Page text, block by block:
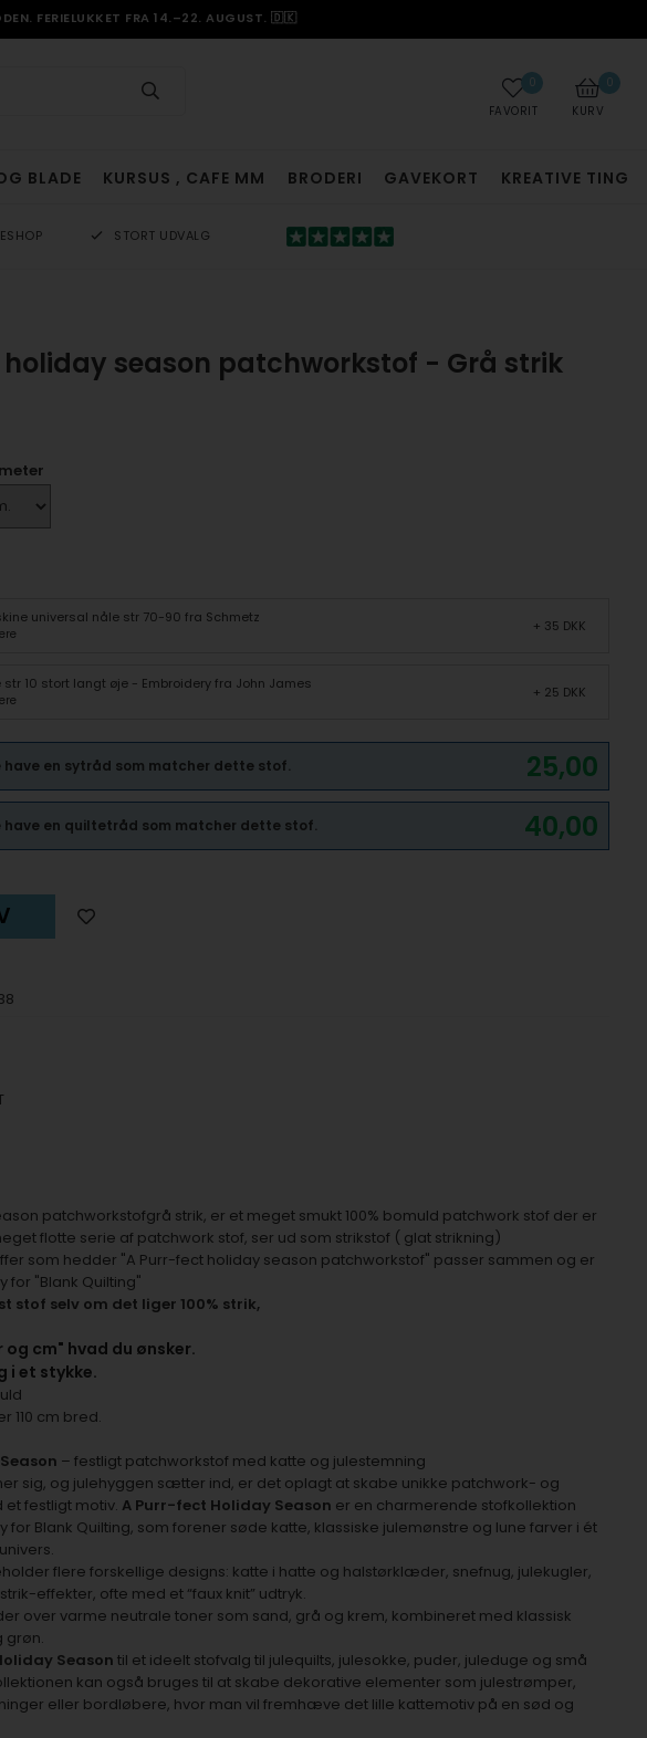
FERIELUKKET FRA 14.–22. AUGUST. 🇩🇰
0
KURV
0
FAVORIT
BLADE KURSUS , CAFE MM BRODERI GAVEKORT KREATIVE TING
STORT UDVALG
season patchworkstof - Grå strik
universal nåle str 70-90 fra Schmetz + 35 DKK
str 10 stort langt øje - Embroidery fra John James + 25 DKK
25,00
have en sytråd som matcher dette stof.
40,00
have en quiltetråd som matcher dette stof.
patchworkstofgrå strik, er et meget smukt 100% bomuld patchwork stof der er
flotte serie af patchwork stof, ser ud som strikstof ( glat strikning)
som hedder "A Purr-fect holiday season patchworkstof" passer sammen og er
for "Blank Quilting"
stof selv om det liger 100% strik,
cm" hvad du ønsker.
i et stykke.
110 cm bred.
– festligt patchworkstof med katte og julestemning
sig, og julehyggen sætter ind, er det oplagt at skabe unikke patchwork- og
festligt motiv. A Purr-fect Holiday Season er en charmerende stofkollektion
for Blank Quilting, som forener søde katte, klassiske julemønstre og lune farver i ét
flere forskellige designs: katte i hatte og halstørklæder, snefnug, julekugler,
effekter, ofte med et “faux knit” udtryk.
over varme neutrale toner som sand, grå og krem, kombineret med klassisk
grøn.
Season til et ideelt stofvalg til julequilts, julesokke, puder, juleduge og små
kan også bruges til at skabe dekorative elementer som julestrømper,
eller bordløbere, hvor man vil fremhæve det lille kattemotiv på en sød og